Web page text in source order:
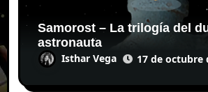
Samorost – La trilogía del
astronauta
Isthar Vega 17 de octubre